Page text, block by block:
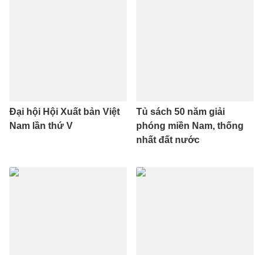
Đại hội Hội Xuất bản Việt
Nam lần thứ V
Tủ sách 50 năm giải
phóng miền Nam, thống
nhất đất nước